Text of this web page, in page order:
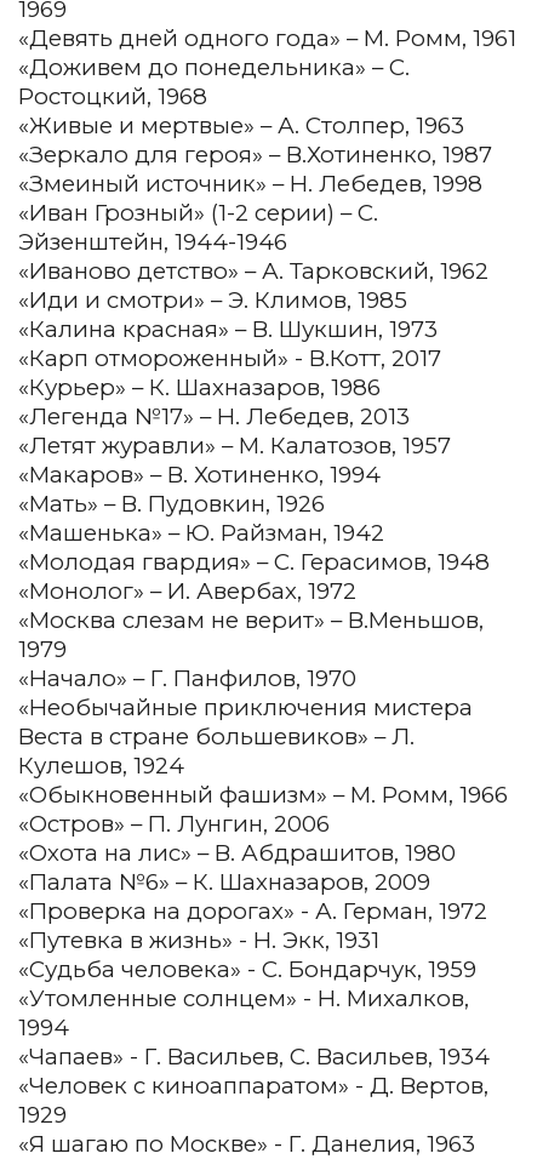
1969
«Девять дней одного года» – М. Ромм, 1961
«Доживем до понедельника» – С.
Ростоцкий, 1968
«Живые и мертвые» – А. Столпер, 1963
«Зеркало для героя» – В.Хотиненко, 1987
«Змеиный источник» – Н. Лебедев, 1998
«Иван Грозный» (1-2 серии) – С.
Эйзенштейн, 1944-1946
«Иваново детство» – А. Тарковский, 1962
«Иди и смотри» – Э. Климов, 1985
«Калина красная» – В. Шукшин, 1973
«Карп отмороженный» - В.Котт, 2017
«Курьер» – К. Шахназаров, 1986
«Легенда №17» – Н. Лебедев, 2013
«Летят журавли» – М. Калатозов, 1957
«Макаров» – В. Хотиненко, 1994
«Мать» – В. Пудовкин, 1926
«Машенька» – Ю. Райзман, 1942
«Молодая гвардия» – С. Герасимов, 1948
«Монолог» – И. Авербах, 1972
«Москва слезам не верит» – В.Меньшов,
1979
«Начало» – Г. Панфилов, 1970
«Необычайные приключения мистера
Веста в стране большевиков» – Л.
Кулешов, 1924
«Обыкновенный фашизм» – М. Ромм, 1966
«Остров» – П. Лунгин, 2006
«Охота на лис» – В. Абдрашитов, 1980
«Палата №6» – К. Шахназаров, 2009
«Проверка на дорогах» - А. Герман, 1972
«Путевка в жизнь» - Н. Экк, 1931
«Судьба человека» - С. Бондарчук, 1959
«Утомленные солнцем» - Н. Михалков,
1994
«Чапаев» - Г. Васильев, С. Васильев, 1934
«Человек с киноаппаратом» - Д. Вертов,
1929
«Я шагаю по Москве» - Г. Данелия, 1963